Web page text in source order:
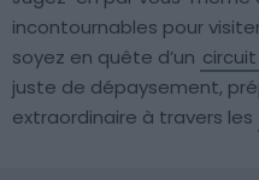
incontournables pour
soyez en quête d’un
juste de dépaysement,
extraordinaire à travers les